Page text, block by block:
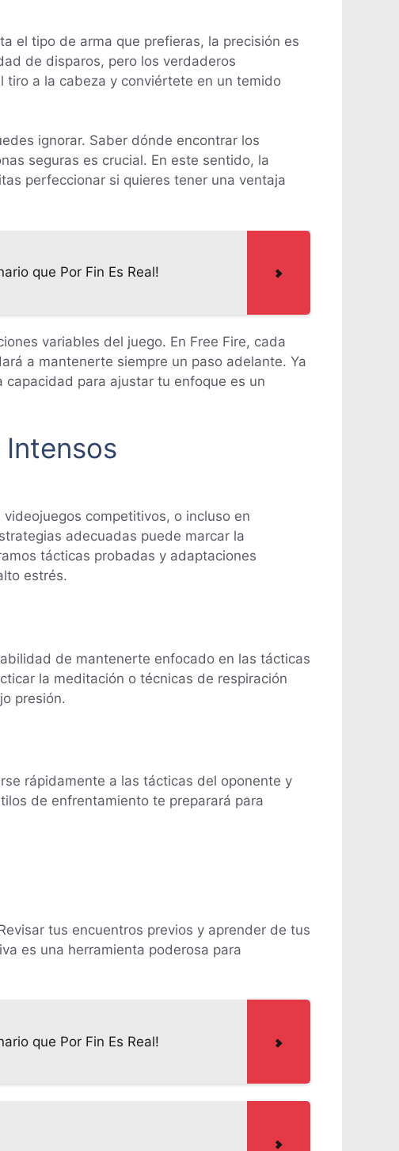
el tipo de arma que prefieras, la precisión es
de disparos, pero los verdaderos
tiro a la cabeza y conviértete en un temido
ignorar. Saber dónde encontrar los
seguras es crucial. En este sentido, la
perfeccionar si quieres tener una ventaja
que Por Fin Es Real!
variables del juego. En Free Fire, cada
a mantenerte siempre un paso adelante. Ya
para ajustar tu enfoque es un
competitivos, o incluso en
adecuadas puede marcar la
tácticas probadas y adaptaciones
estrés.
de mantenerte enfocado en las tácticas
la meditación o técnicas de respiración
presión.
rápidamente a las tácticas del oponente y
de enfrentamiento te preparará para
tus encuentros previos y aprender de tus
es una herramienta poderosa para
que Por Fin Es Real!